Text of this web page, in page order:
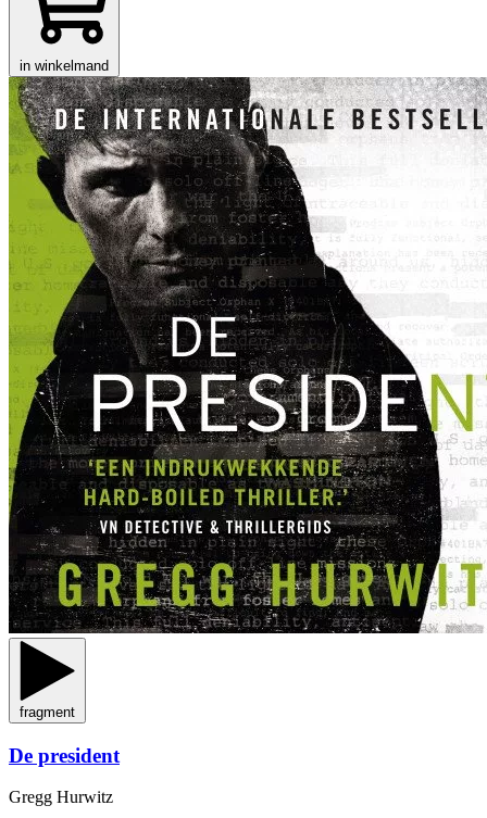
in winkelmand
fragment
De president
Gregg Hurwitz